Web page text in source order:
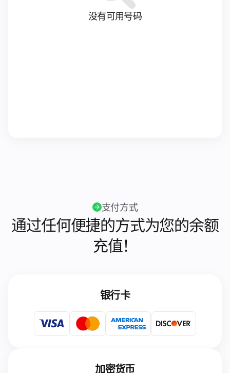
没有可用号码
支付方式
通过任何便捷的方式为您的余额
充值！
银行卡
加密货币